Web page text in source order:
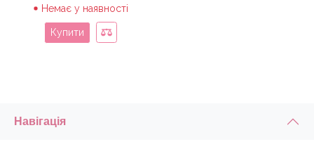
Немає у наявності
Купити
Навігація